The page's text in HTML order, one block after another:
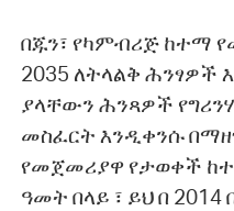
በጁን፣ የካምብሪጅ ከተማ
2035 ለትላልቅ ሕንፃዎች
ያላቸውን ሕንጻዎች
መስፈርት እንዲቀንሱ
የመጀመሪያዋ የታወቀች
ዓመት በላይ ፣ ይህ በ